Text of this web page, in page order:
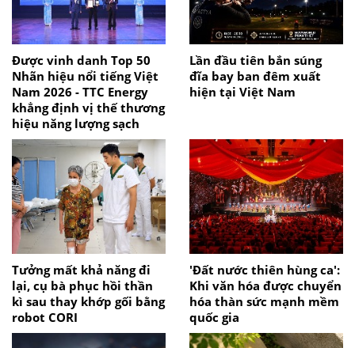
Được vinh danh Top 50
Nhãn hiệu nổi tiếng Việt
Nam 2026 - TTC Energy
khẳng định vị thế thương
hiệu năng lượng sạch
Lần đầu tiên bắn súng
đĩa bay ban đêm xuất
hiện tại Việt Nam
Tưởng mất khả năng đi
lại, cụ bà phục hồi thần
kì sau thay khớp gối bằng
robot CORI
'Đất nước thiên hùng ca':
Khi văn hóa được chuyển
hóa thàn sức mạnh mềm
quốc gia